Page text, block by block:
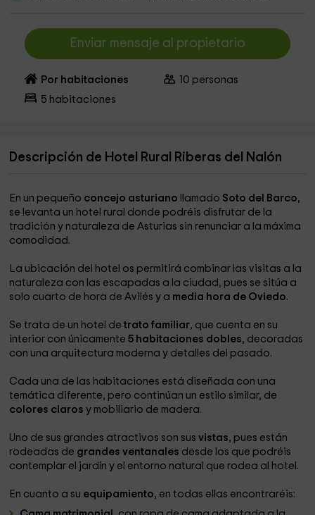
Enviar mensaje al propietario
Por habitaciones 10 personas
5 habitaciones
Descripción de Hotel Rural Riberas del Nalón
En un pequeño concejo asturiano llamado Soto del Barco,
se levanta un hotel rural donde podréis disfrutar de la
tradición y naturaleza de Asturias sin renunciar a la máxima
comodidad.
La ubicación del hotel os permitirá combinar las visitas a la
naturaleza con las escapadas a la ciudad, pues se sitúa a
solo cuarto de hora de Avilés y a media hora de Oviedo.
Se trata de un hotel de trato familiar, que cuenta en su
interior con únicamente5 habitaciones dobles, decoradas
con una arquitectura moderna y detalles del pasado.
Cada una de las habitaciones está diseñada con una
temática diferente, pero continúan un estilo similar, de
colores claros y mobiliario de madera.
Uno de sus grandes atractivos son sus vistas, pues están
rodeadas de grandes ventanales desde los que podréis
contemplar el jardín y el entorno natural que rodea al hotel.
En cuanto a su equipamiento, en todas ellas encontraréis: